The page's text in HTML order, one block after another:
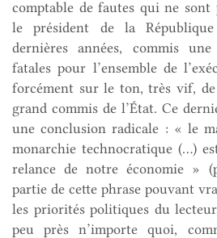
comptable de fautes qui ne sont
le président de la
dernières années, commis une
fatales pour l’ensemble de
forcément sur le ton, très vif,
grand commis de l’État. Ce
une conclusion radicale : « le
monarchie technocratique (…)
relance de notre économie »
partie de cette phrase pouvant
les priorités politiques du
peu près n’importe quoi,